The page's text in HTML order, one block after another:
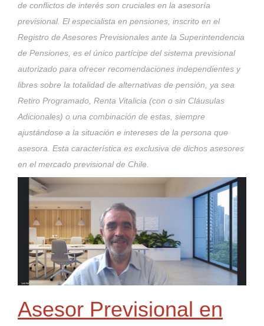
de conflictos de interés son cruciales en la asesoría
previsional. El especialista en pensiones, inscrito en el
Registro de Asesores Previsionales ante la Superintendencia
de Pensiones, es el único partícipe del sistema previsional
autorizado para ofrecer recomendaciones independientes y
libres sobre la totalidad de alternativas de pensión, ya sea
Retiro Programado, Renta Vitalicia (con o sin Cláusulas
Adicionales) o una combinación de estas, siempre
ajustándose a la situación e intereses de la persona que
asesora. Esta característica es exclusiva de dichos asesores
en el mercado previsional de Chile.
Asesor Previsional en